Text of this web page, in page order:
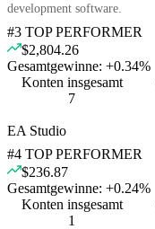
development software.
#3 TOP PERFORMER
$2,804.26
Gesamtgewinne: +0.34%
Konten insgesamt
7
EA Studio
#4 TOP PERFORMER
$236.87
Gesamtgewinne: +0.24%
Konten insgesamt
1